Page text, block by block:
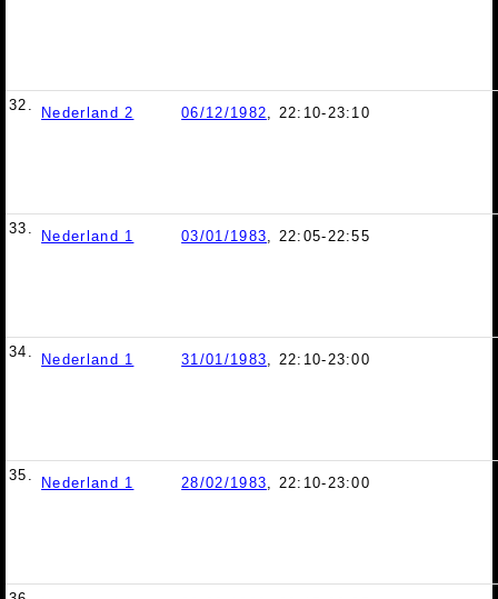
32. Nederland 2 06/12/1982, 22:10-23:10
33. Nederland 1 03/01/1983, 22:05-22:55
34. Nederland 1 31/01/1983, 22:10-23:00
35. Nederland 1 28/02/1983, 22:10-23:00